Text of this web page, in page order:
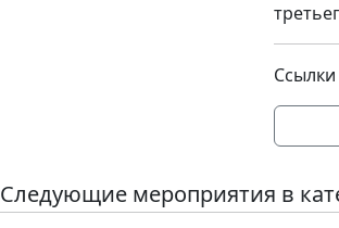
Следующие мероприятия в